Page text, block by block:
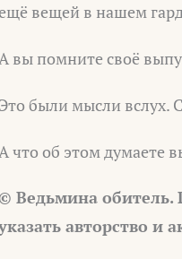
вещей в нашем
вы помните своё
Это были мысли вслух.
А что об этом думаете
© Ведьмина
авторство и